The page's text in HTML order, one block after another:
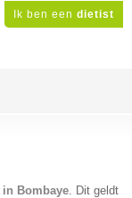
Ik ben een dietist
Bombaye. Dit geldt